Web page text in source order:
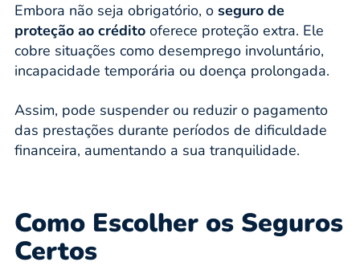
Embora não seja obrigatório, o seguro de
proteção ao crédito oferece proteção extra. Ele
cobre situações como desemprego involuntário,
incapacidade temporária ou doença prolongada.
Assim, pode suspender ou reduzir o pagamento
das prestações durante períodos de dificuldade
financeira, aumentando a sua tranquilidade.
Como Escolher os Seguros
Certos